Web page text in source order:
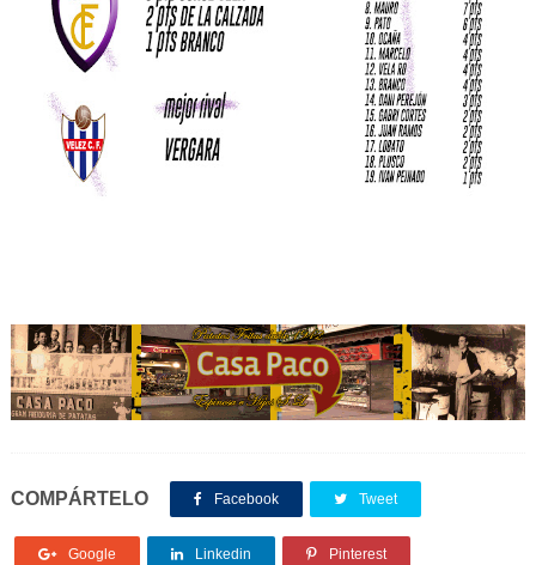
COMPÁRTELO Facebook Tweet
Google Linkedin Pinterest